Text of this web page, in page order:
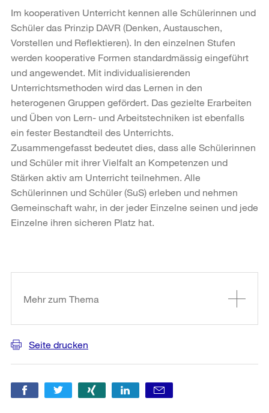
Im kooperativen Unterricht kennen alle Schülerinnen und
Schüler das Prinzip DAVR (Denken, Austauschen,
Vorstellen und Reflektieren). In den einzelnen Stufen
werden kooperative Formen standardmässig eingeführt
und angewendet. Mit individualisierenden
Unterrichtsmethoden wird das Lernen in den
heterogenen Gruppen gefördert. Das gezielte Erarbeiten
und Üben von Lern- und Arbeitstechniken ist ebenfalls
ein fester Bestandteil des Unterrichts.
Zusammengefasst bedeutet dies, dass alle Schülerinnen
und Schüler mit ihrer Vielfalt an Kompetenzen und
Stärken aktiv am Unterricht teilnehmen. Alle
Schülerinnen und Schüler (SuS) erleben und nehmen
Gemeinschaft wahr, in der jeder Einzelne seinen und jede
Einzelne ihren sicheren Platz hat.
Mehr zum Thema
Seite drucken